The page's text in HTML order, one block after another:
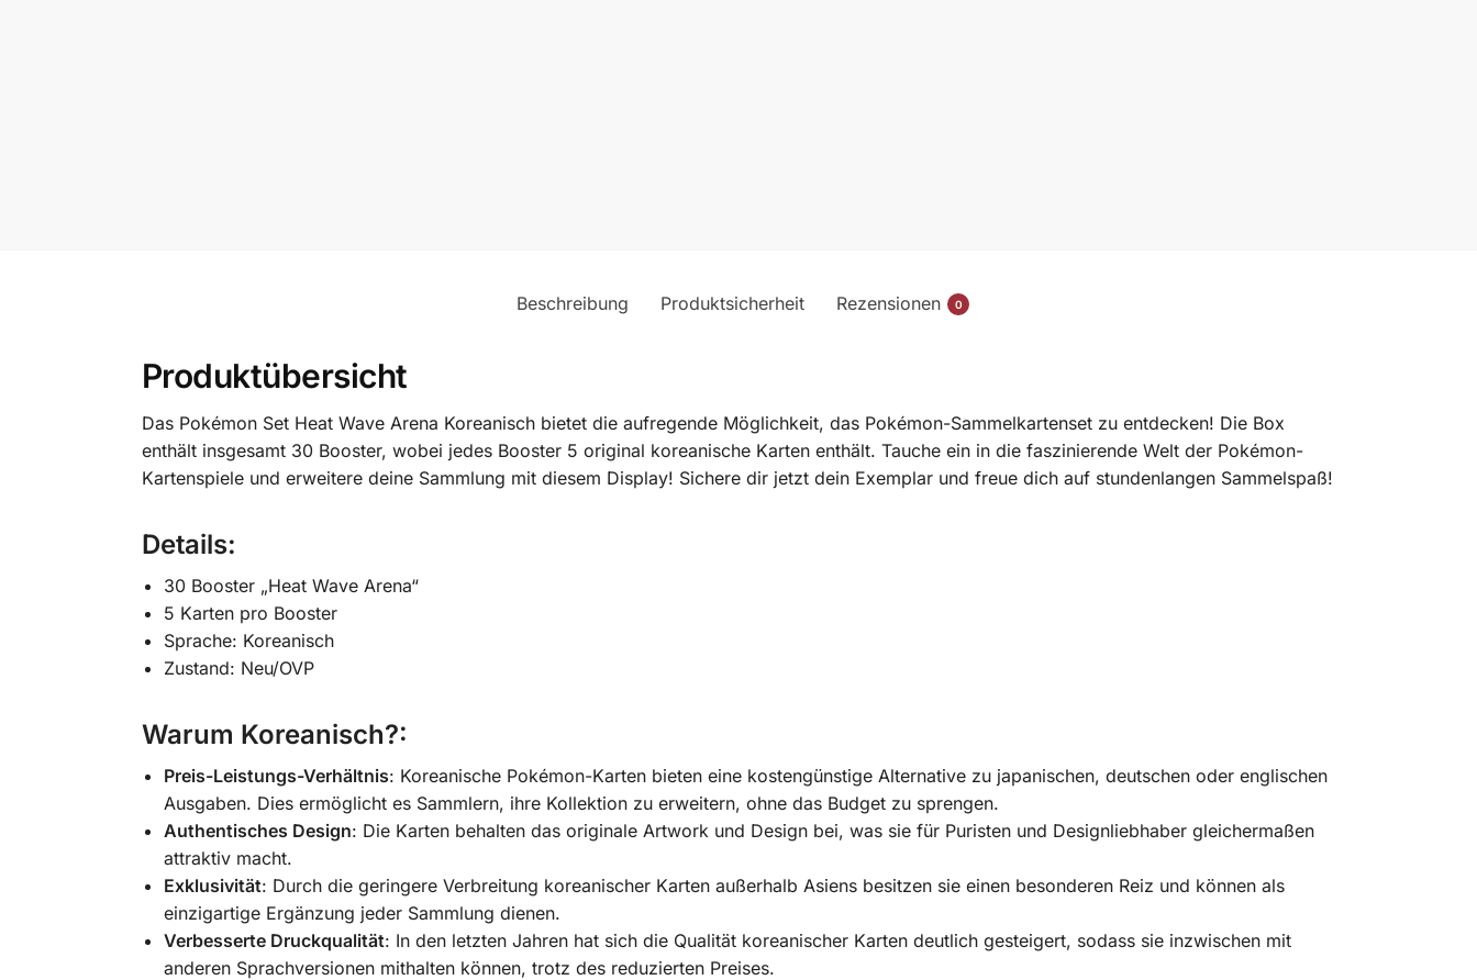
Beschreibung Produktsicherheit Rezensionen 0
Produktübersicht
Das Pokémon Set Heat Wave Arena Koreanisch bietet die aufregende Möglichkeit, das Pokémon-Sammelkartenset zu entdecken! Die Box
enthält insgesamt 30 Booster, wobei jedes Booster 5 original koreanische Karten enthält. Tauche ein in die faszinierende Welt der Pokémon-
Kartenspiele und erweitere deine Sammlung mit diesem Display! Sichere dir jetzt dein Exemplar und freue dich auf stundenlangen Sammelspaß!
Details:
30 Booster „Heat Wave Arena“
5 Karten pro Booster
Sprache: Koreanisch
Zustand: Neu/OVP
Warum Koreanisch?:
Preis-Leistungs-Verhältnis: Koreanische Pokémon-Karten bieten eine kostengünstige Alternative zu japanischen, deutschen oder englischen
Ausgaben. Dies ermöglicht es Sammlern, ihre Kollektion zu erweitern, ohne das Budget zu sprengen.
Authentisches Design: Die Karten behalten das originale Artwork und Design bei, was sie für Puristen und Designliebhaber gleichermaßen
attraktiv macht.
Exklusivität: Durch die geringere Verbreitung koreanischer Karten außerhalb Asiens besitzen sie einen besonderen Reiz und können als
einzigartige Ergänzung jeder Sammlung dienen.
Verbesserte Druckqualität: In den letzten Jahren hat sich die Qualität koreanischer Karten deutlich gesteigert, sodass sie inzwischen mit
anderen Sprachversionen mithalten können, trotz des reduzierten Preises.